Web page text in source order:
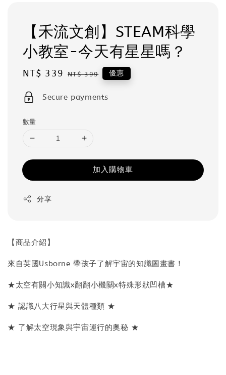
【禾流文創】STEAM科學
小教室-今天有星星嗎？
Sale
NT$ 339 Regular
NT$ 399 優惠
Secure payments
數量
加入購物車
分享
【商品介紹】
來自英國Usborne 帶孩子了解宇宙的知識圖畫書！
★太空有關小知識x翻翻小機關x特殊形狀凹槽★
★ 認識八大行星與天體種類 ★
★ 了解太空現象與宇宙運行的奧秘 ★